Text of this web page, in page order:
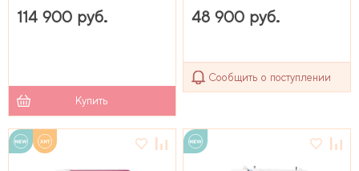
114 900 руб.
Купить
48 900 руб.
Сообщить о поступлении